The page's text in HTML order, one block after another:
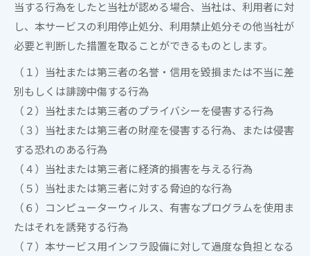
当する行為をしたと 当社が認める場合、 当社は、利用者に対
し、本サービスの利用停止処分、利用禁止処分その他当社が
必要と判断した措置を取ることができるものとします。
（１） 当社または第三者の名誉・信用を毀損または不当に差
別もしくは誹謗中傷する行為
（２）
当社または第三者のプライバシーを侵害する行為
（３）
当社または第三者の財産を侵害する行為、または侵害
する恐れのある行為
（４）
当社または第三者に経済的損害を与える行為
（５）
当社または第三者に対する脅迫的な行為
（６）コンピューターウィルス、有害なプログラムを使用ま
たはそれを誘発する行為
（７）本サービス用インフラ設備に対して過度な負担となる